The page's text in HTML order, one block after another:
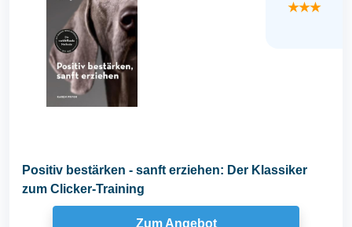
★★★
Positiv bestärken - sanft erziehen: Der Klassiker
zum Clicker-Training
Zum Angebot